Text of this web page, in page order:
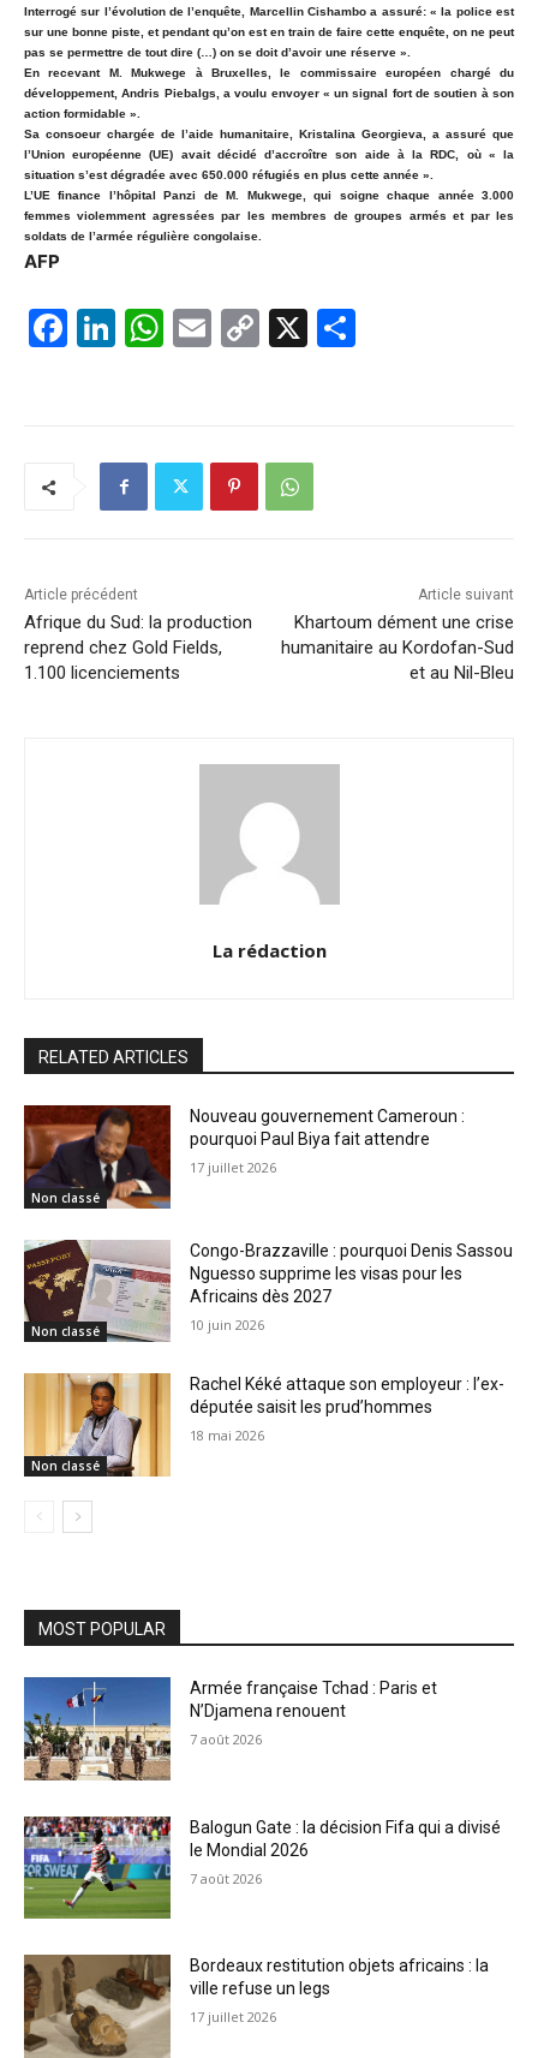
Interrogé sur l’évolution de l’enquête, Marcellin Cishambo a assuré: « la police est
sur une bonne piste, et pendant qu’on est en train de faire cette enquête, on ne peut
pas se permettre de tout dire (…) on se doit d’avoir une réserve ».
En recevant M. Mukwege à Bruxelles, le commissaire européen chargé du
développement, Andris Piebalgs, a voulu envoyer « un signal fort de soutien à son
action formidable ».
Sa consoeur chargée de l’aide humanitaire, Kristalina Georgieva, a assuré que
l’Union européenne (UE) avait décidé d’accroître son aide à la RDC, où « la
situation s’est dégradée avec 650.000 réfugiés en plus cette année ».
L’UE finance l’hôpital Panzi de M. Mukwege, qui soigne chaque année 3.000
femmes violemment agressées par les membres de groupes armés et par les
soldats de l’armée régulière congolaise.
AFP
F
k
Li
dI
n
W
A
p
E
C
Li
n
X
Article précédent
Afrique du Sud: la production
reprend chez Gold Fields,
1.100 licenciements
Article suivant
Khartoum dément une crise
humanitaire au Kordofan-Sud
et au Nil-Bleu
La rédaction
RELATED ARTICLES
Non classé
Nouveau gouvernement Cameroun :
pourquoi Paul Biya fait attendre
17 juillet 2026
Non classé
Congo-Brazzaville : pourquoi Denis Sassou
Nguesso supprime les visas pour les
Africains dès 2027
10 juin 2026
Non classé
Rachel Kéké attaque son employeur : l’ex-
députée saisit les prud’hommes
18 mai 2026
MOST POPULAR
Armée française Tchad : Paris et
N’Djamena renouent
7 août 2026
Balogun Gate : la décision Fifa qui a divisé
le Mondial 2026
7 août 2026
Bordeaux restitution objets africains : la
ville refuse un legs
17 juillet 2026